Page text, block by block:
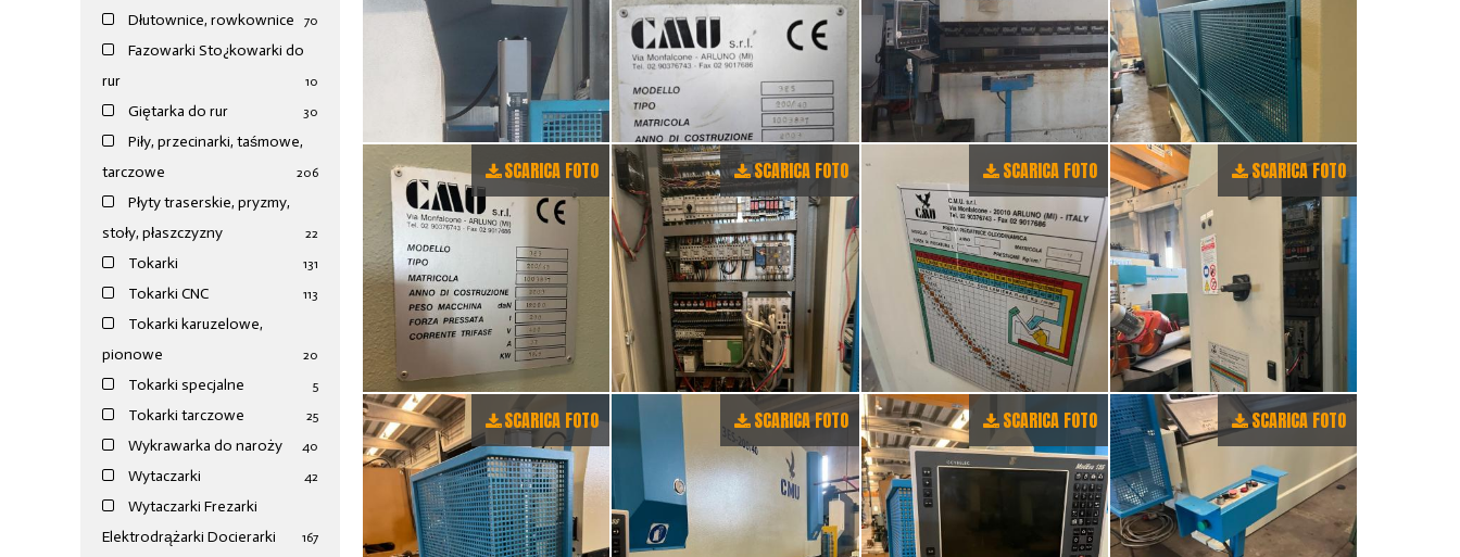
Dłutownice, rowkownice 70
Fazowarki Sto¿kowarki do
rur
10
Giętarka do rur 30
Piły, przecinarki, taśmowe,
tarczowe
206
Płyty traserskie, pryzmy,
stoły, płaszczyzny
22
Tokarki 131
Tokarki CNC 113
Tokarki karuzelowe,
pionowe
20
Tokarki specjalne 5
Tokarki tarczowe 25
Wykrawarka do naroży 40
Wytaczarki 42
Wytaczarki Frezarki
Elektrodrążarki Docierarki
167
SCARICA FOTO SCARICA FOTO SCARICA FOTO SCARICA FOTO
SCARICA FOTO SCARICA FOTO SCARICA FOTO SCARICA FOTO